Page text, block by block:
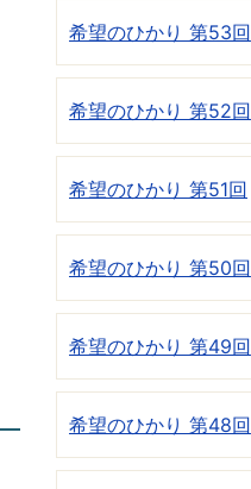
希望のひかり 第53回
希望のひかり 第52回
希望のひかり 第51回
希望のひかり 第50回
希望のひかり 第49回
希望のひかり 第48回